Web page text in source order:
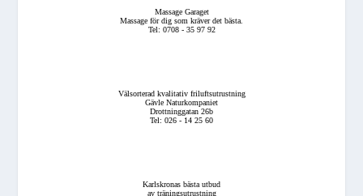
Massage Garaget
Massage för dig som kräver det bästa.
Tel: 0708 - 35 97 92
Välsorterad kvalitativ friluftsutrustning
Gävle Naturkompaniet
Drottninggatan 26b
Tel: 026 - 14 25 60
Karlskronas bästa utbud
av träningsutrustning